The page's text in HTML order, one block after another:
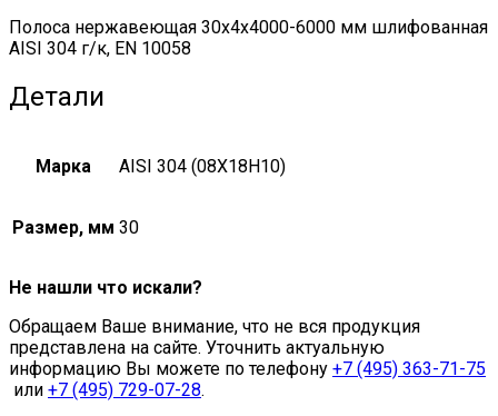
Полоса нержавеющая 30х4х4000-6000 мм шлифованная
AISI 304 г/к, EN 10058
Детали
Марка AISI 304 (08Х18Н10)
Размер, мм 30
Не нашли что искали?
Обращаем Ваше внимание, что не вся продукция
представлена на сайте. Уточнить актуальную
информацию Вы можете по телефону +7 (495) 363-71-75
или +7 (495) 729-07-28.